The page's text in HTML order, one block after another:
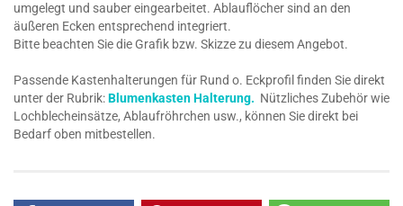
umgelegt und sauber eingearbeitet. Ablauflöcher sind an den
äußeren Ecken entsprechend integriert.
Bitte beachten Sie die Grafik bzw. Skizze zu diesem Angebot.
Passende Kastenhalterungen für Rund o. Eckprofil finden Sie direkt
unter der Rubrik:Blumenkasten Halterung. Nützliches Zubehör wie
Lochblecheinsätze, Ablaufröhrchen usw., können Sie direkt bei
Bedarf oben mitbestellen.